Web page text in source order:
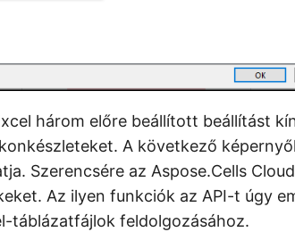
három előre beállított beállítást
A következő
Szerencsére az Aspose.Cells
Az ilyen funkciók az API-t úgy
táblázatfájlok feldolgozásához.